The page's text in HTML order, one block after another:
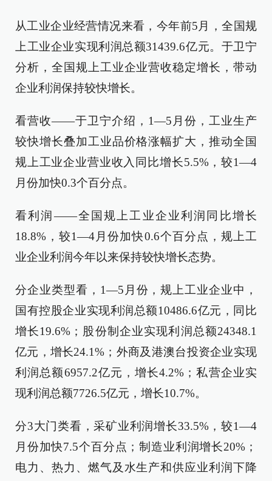
从工业企业经营情况来看，今年前5月，全国规
上工业企业实现利润总额31439.6亿元。于卫宁
分析，全国规上工业企业营收稳定增长，带动
企业利润保持较快增长。
看营收——于卫宁介绍，1—5月份，工业生产
较快增长叠加工业品价格涨幅扩大，推动全国
规上工业企业营业收入同比增长5.5%，较1—4
月份加快0.3个百分点。
看利润——全国规上工业企业利润同比增长
18.8%，较1—4月份加快0.6个百分点，规上工
业企业利润今年以来保持较快增长态势。
分企业类型看，1—5月份，规上工业企业中，
国有控股企业实现利润总额10486.6亿元，同比
增长19.6%；股份制企业实现利润总额24348.1
亿元，增长24.1%；外商及港澳台投资企业实现
利润总额6957.2亿元，增长4.2%；私营企业实
现利润总额7726.5亿元，增长10.7%。
分3大门类看，采矿业利润增长33.5%，较1—4
月份加快7.5个百分点；制造业利润增长20%；
电力、热力、燃气及水生产和供应业利润下降